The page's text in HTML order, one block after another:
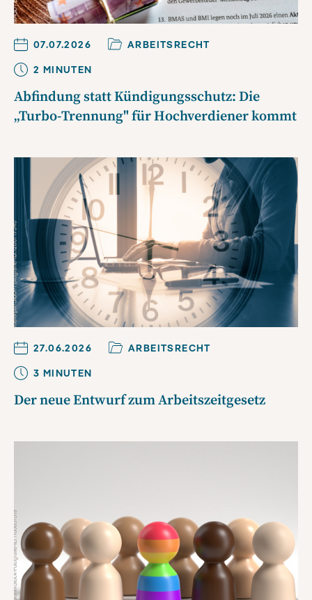
07.07.2026
ARBEITSRECHT
2 MINUTEN
Abfindung statt Kündigungsschutz: Die
„Turbo-Trennung" für Hochverdiener kommt
27.06.2026
ARBEITSRECHT
3 MINUTEN
Der neue Entwurf zum Arbeitszeitgesetz